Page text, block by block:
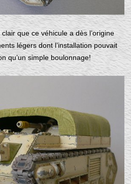
que ce véhicule a dès l’origine
légers dont l’installation pouvait
qu’un simple boulonnage!